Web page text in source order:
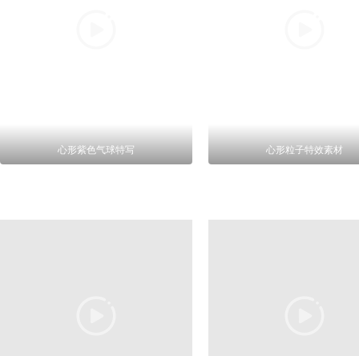
心形紫色气球特写 心形粒子特效素材